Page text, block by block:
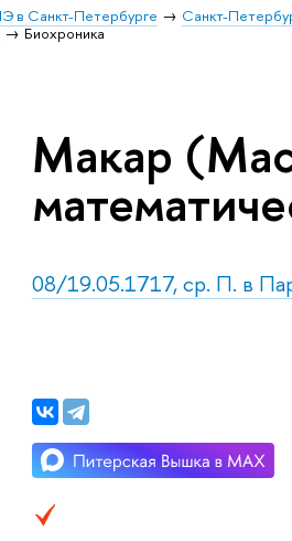
в Санкт-Петербурге Санкт-
Биохроника
Макар
08/19.05.1717, ср. П. в